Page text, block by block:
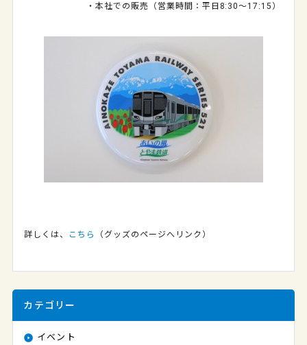
・本社での販売（営業時間：平日8:30～17:15）
詳しくは、 こちら （グッズのページへリンク）
カテゴリー
イベント